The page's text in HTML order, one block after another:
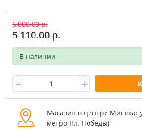
6 000.00 р.
5 110.00 р.
В наличии
Магазин в центре Минска:
метро Пл. Победы)